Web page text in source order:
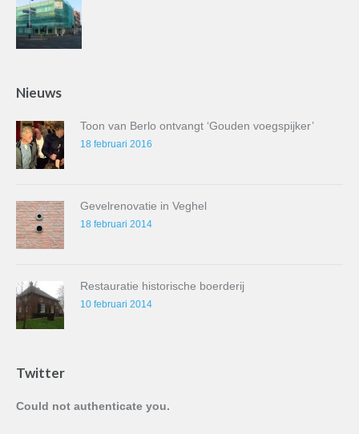
Nieuws
Toon van Berlo ontvangt ‘Gouden voegspijker’
18 februari 2016
Gevelrenovatie in Veghel
18 februari 2014
Restauratie historische boerderij
10 februari 2014
Twitter
Could not authenticate you.